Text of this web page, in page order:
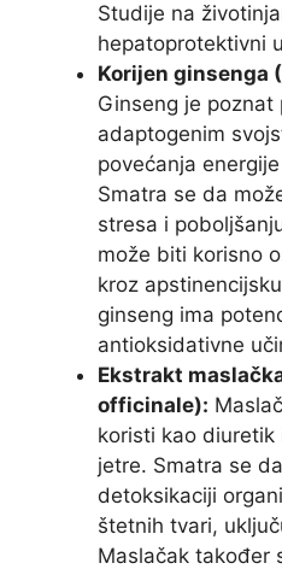
Studije na
hepatoprotektivni
Korijen ginsenga
Ginseng je poznat
adaptogenim
povećanja
Smatra se da
stresa i
može biti korisno
kroz
ginseng ima
antioksidativne
Ekstrakt
officinale):
koristi kao diuretik
jetre. Smatra se
detoksikaciji
štetnih tvari,
Maslačak također